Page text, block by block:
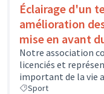
Éclairage d'un
amélioration
mise en avant
Notre association
licenciés et
important de la vie
Sport